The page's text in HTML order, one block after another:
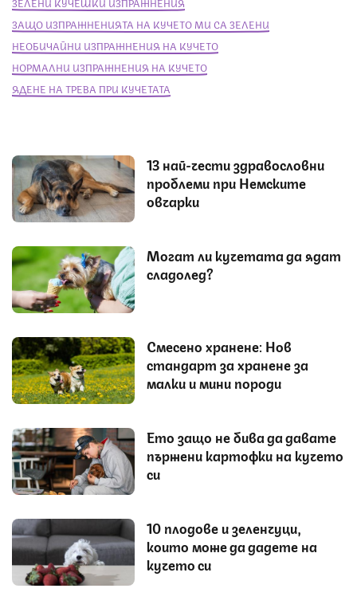
ЗЕЛЕНИ КУЧЕШКИ ИЗПРАЖНЕНИЯ
ЗАЩО ИЗПРАЖНЕНИЯТА НА КУЧЕТО МИ СА ЗЕЛЕНИ
НЕОБИЧАЙНИ ИЗПРАЖНЕНИЯ НА КУЧЕТО
НОРМАЛНИ ИЗПРАЖНЕНИЯ НА КУЧЕТО
ЯДЕНЕ НА ТРЕВА ПРИ КУЧЕТАТА
13 най-чести здравословни
проблеми при Немските
овчарки
Могат ли кучетата да ядат
сладолед?
Смесено хранене: Нов
стандарт за хранене за
малки и мини породи
Ето защо не бива да давате
пържени картофки на кучето
си
10 плодове и зеленчуци,
които може да дадете на
кучето си